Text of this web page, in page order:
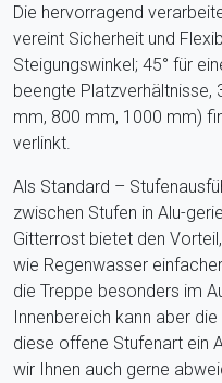
Die hervorragend
vereint Sicherheit und
Steigungswinkel; 45° für
beengte Platzverhältnisse,
mm, 800 mm, 1000 mm)
verlinkt.
Als Standard –
zwischen Stufen in Alu-
Gitterrost bietet den
wie Regenwasser
die Treppe besonders im
Innenbereich kann aber
diese offene Stufenart ein
wir Ihnen auch gerne